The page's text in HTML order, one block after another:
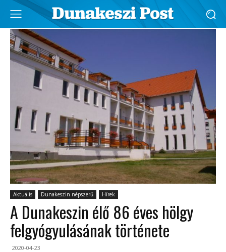
Aktuális Dunakeszin népszerű Hírek
A Dunakeszin élő 86 éves hölgy
felgyógyulásának története
2020-04-23